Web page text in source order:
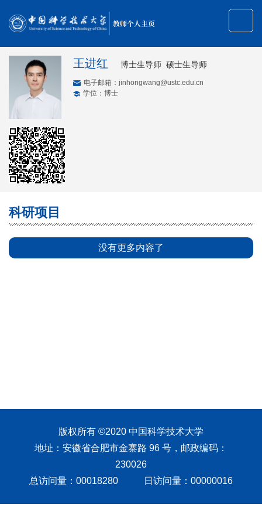
教师个人主页
王进红 博士生导师 硕士生导师
电子邮箱： jinhongwang@ustc.edu.cn
学位：博士
科研项目
没有更多内容了
版权所有 ©2020 中国科学技术大学
地址：安徽省合肥市金寨路 96 号，邮政编码：
230026
总访问量： 00018280 日访问量： 00000016